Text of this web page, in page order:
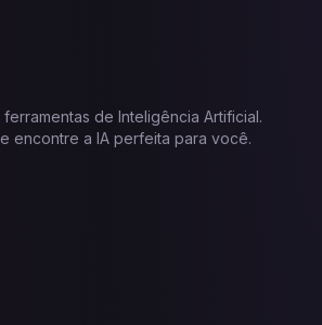
de Inteligência Artificial.
encontre a IA perfeita para você.